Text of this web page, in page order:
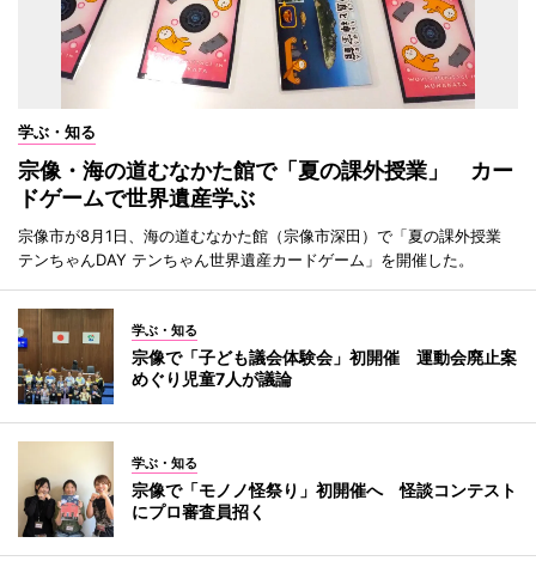
学ぶ・知る
宗像・海の道むなかた館で「夏の課外授業」 カー
ドゲームで世界遺産学ぶ
宗像市が8月1日、海の道むなかた館（宗像市深田）で「夏の課外授業
テンちゃんDAY テンちゃん世界遺産カードゲーム」を開催した。
学ぶ・知る
宗像で「子ども議会体験会」初開催 運動会廃止案
めぐり児童7人が議論
学ぶ・知る
宗像で「モノノ怪祭り」初開催へ 怪談コンテスト
にプロ審査員招く